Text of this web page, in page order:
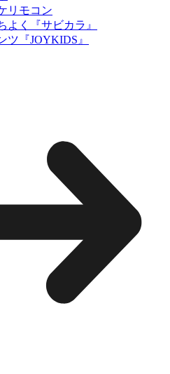
リモコン
よく『サビカラ』
ツ『JOYKIDS』